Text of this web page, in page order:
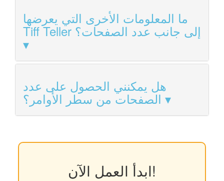
ما المعلومات الأخرى التي يعرضها
Tiff Teller إلى جانب عدد الصفحات؟
هل يمكنني الحصول على عدد
الصفحات من سطر الأوامر؟
ابدأ العمل الآن!